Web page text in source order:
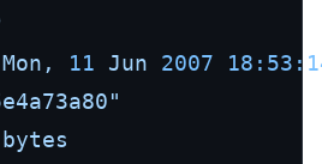
Mon, 11 Jun
2007
bytes